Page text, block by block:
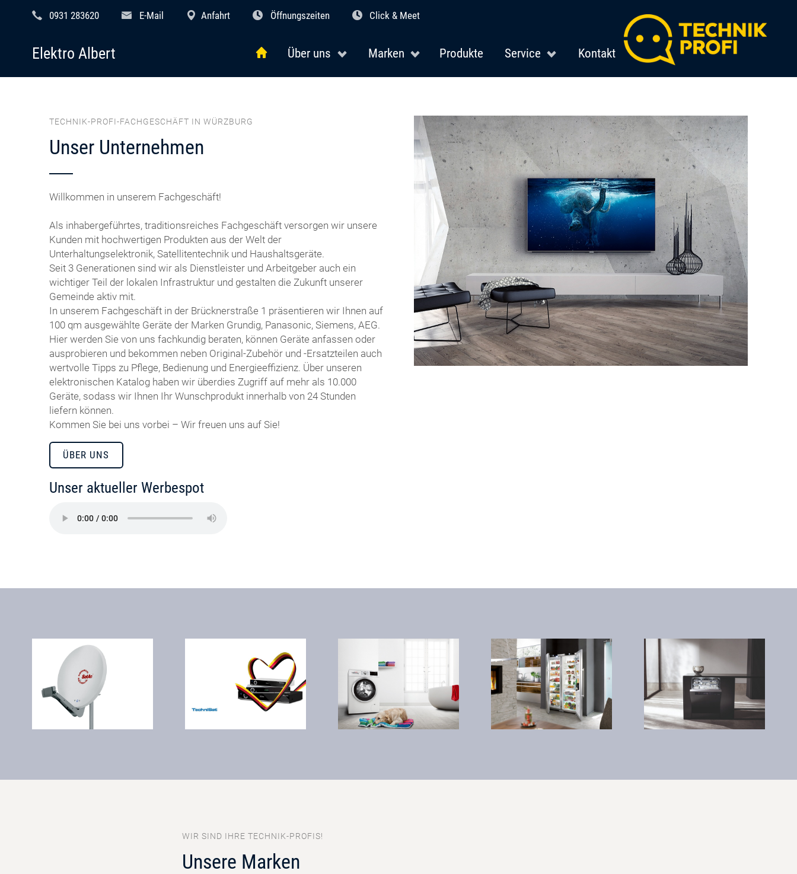
0931 283620 E-Mail Anfahrt Öffnungszeiten Click & Meet
Über uns Marken Produkte Service Kontakt
Elektro Albert
TECHNIK-PROFI-FACHGESCHÄFT IN WÜRZBURG
Unser Unternehmen
Willkommen in unserem Fachgeschäft!
Als inhabergeführtes, traditionsreiches Fachgeschäft versorgen wir unsere
Kunden mit hochwertigen Produkten aus der Welt der
Unterhaltungselektronik, Satellitentechnik und Haushaltsgeräte.
Seit 3 Generationen sind wir als Dienstleister und Arbeitgeber auch ein
wichtiger Teil der lokalen Infrastruktur und gestalten die Zukunft unserer
Gemeinde aktiv mit.
In unserem Fachgeschäft in der Brücknerstraße 1 präsentieren wir Ihnen auf
100 qm ausgewählte Geräte der Marken Grundig, Panasonic, Siemens, AEG.
Hier werden Sie von uns fachkundig beraten, können Geräte anfassen oder
ausprobieren und bekommen neben Original-Zubehör und -Ersatzteilen auch
wertvolle Tipps zu Pflege, Bedienung und Energieeffizienz. Über unseren
elektronischen Katalog haben wir überdies Zugriff auf mehr als 10.000
Geräte, sodass wir Ihnen Ihr Wunschprodukt innerhalb von 24 Stunden
liefern können.
Kommen Sie bei uns vorbei – Wir freuen uns auf Sie!
ÜBER UNS
Unser aktueller Werbespot
WIR SIND IHRE TECHNIK-PROFIS!
Unsere Marken